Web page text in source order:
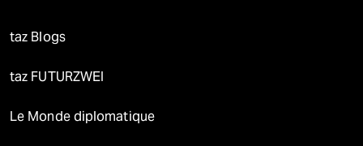
taz Blogs
taz FUTURZWEI
Le Monde diplomatique